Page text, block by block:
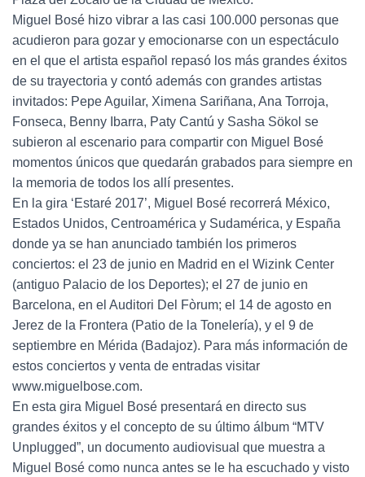
Miguel Bosé hizo vibrar a las casi 100.000 personas que
acudieron para gozar y emocionarse con un espectáculo
en el que el artista español repasó los más grandes éxitos
de su trayectoria y contó además con grandes artistas
invitados: Pepe Aguilar, Ximena Sariñana, Ana Torroja,
Fonseca, Benny Ibarra, Paty Cantú y Sasha Sökol se
subieron al escenario para compartir con Miguel Bosé
momentos únicos que quedarán grabados para siempre en
la memoria de todos los allí presentes.
En la gira ‘Estaré 2017’, Miguel Bosé recorrerá México,
Estados Unidos, Centroamérica y Sudamérica, y España
donde ya se han anunciado también los primeros
conciertos: el 23 de junio en Madrid en el Wizink Center
(antiguo Palacio de los Deportes); el 27 de junio en
Barcelona, en el Auditori Del Fòrum; el 14 de agosto en
Jerez de la Frontera (Patio de la Tonelería), y el 9 de
septiembre en Mérida (Badajoz). Para más información de
estos conciertos y venta de entradas visitar
www.miguelbose.com.
En esta gira Miguel Bosé presentará en directo sus
grandes éxitos y el concepto de su último álbum “MTV
Unplugged”, un documento audiovisual que muestra a
Miguel Bosé como nunca antes se le ha escuchado y visto